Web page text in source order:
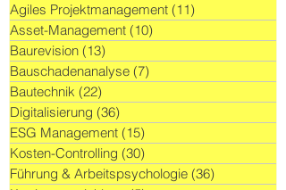
Agiles Projektmanagement (11)
Asset-Management (10)
Baurevision (13)
Bauschadenanalyse (7)
Bautechnik (22)
Digitalisierung (36)
ESG Management (15)
Kosten-Controlling (30)
Führung & Arbeitspsychologie (36)